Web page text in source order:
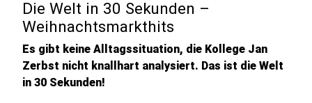
Die Welt in 30 Sekunden –
Weihnachtsmarkthits
Es gibt keine Alltagssituation, die Kollege Jan
Zerbst nicht knallhart analysiert. Das ist die Welt
in 30 Sekunden!